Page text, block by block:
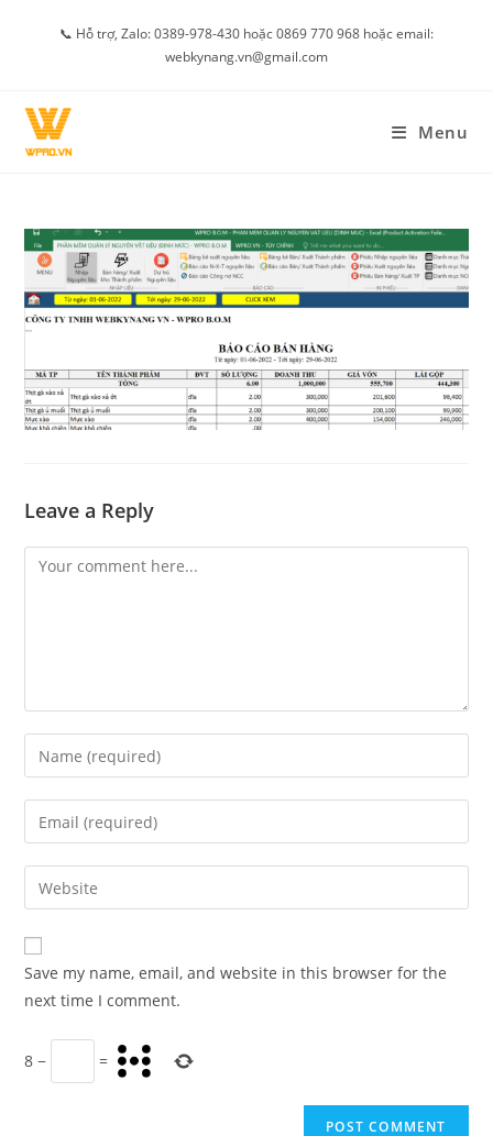
📞 Hỗ trợ, Zalo: 0389-978-430 hoặc 0869 770 968 hoặc email:
webkynang.vn@gmail.com
Menu
Leave a Reply
Comment
Enter
your
name
comment
Enter
your
email
address
comment
Enter
your
website
URL
(optional)
Save my name, email, and website in this browser for the
next time I comment.
8 − =